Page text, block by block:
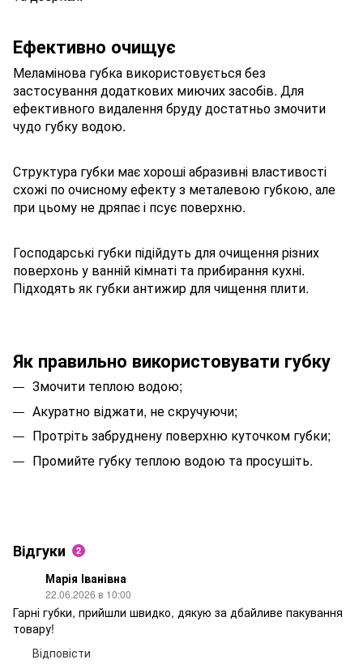
Ефективно очищує
Меламінова губка використовується без
застосування додаткових миючих засобів. Для
ефективного видалення бруду достатньо змочити
чудо губку водою.
Структура губки має хороші абразивні властивості
схожі по очисному ефекту з металевою губкою, але
при цьому не дряпає і псує поверхню.
Господарські губки підійдуть для очищення різних
поверхонь у ванній кімнаті та прибирання кухні.
Підходять як губки антижир для чищення плити.
Як правильно використовувати губку
Змочити теплою водою;
Акуратно віджати, не скручуючи;
Протріть забруднену поверхню куточком губки;
Промийте губку теплою водою та просушіть.
Відгуки 2
Марія Іванівна
22.06.2026 в 10:00
Гарні губки, прийшли швидко, дякую за дбайливе пакування
товару!
Відповісти